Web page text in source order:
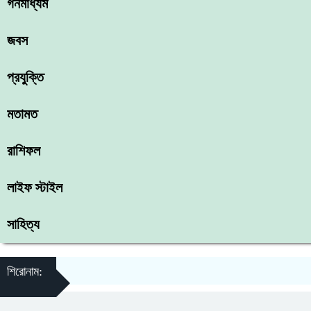
গনমাধ্যম
জবস
প্রযুক্তি
মতামত
রাশিফল
লাইফ স্টাইল
সাহিত্য
শিরোনাম: